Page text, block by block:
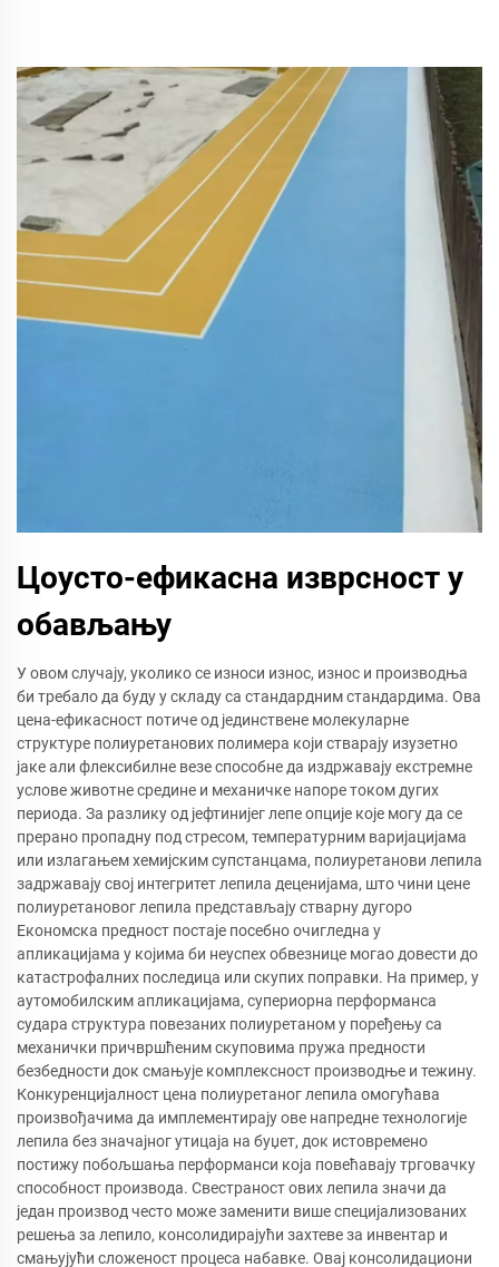
Цоусто-ефикасна изврсност у
обављању
У овом случају, уколико се износи износ, износ и производња
би требало да буду у складу са стандардним стандардима. Ова
цена-ефикасност потиче од јединствене молекуларне
структуре полиуретанових полимера који стварају изузетно
јаке али флексибилне везе способне да издржавају екстремне
услове животне средине и механичке напоре током дугих
периода. За разлику од јефтинијег лепе опције које могу да се
прерано пропадну под стресом, температурним варијацијама
или излагањем хемијским супстанцама, полиуретанови лепила
задржавају свој интегритет лепила деценијама, што чини цене
полиуретановог лепила представљају стварну дугоро
Економска предност постаје посебно очигледна у
апликацијама у којима би неуспех обвезнице могао довести до
катастрофалних последица или скупих поправки. На пример, у
аутомобилским апликацијама, супериорна перформанса
судара структура повезаних полиуретаном у поређењу са
механички причвршћеним скуповима пружа предности
безбедности док смањује комплексност производње и тежину.
Конкуренцијалност цена полиуретаног лепила омогућава
произвођачима да имплементирају ове напредне технологије
лепила без значајног утицаја на буџет, док истовремено
постижу побољшања перформанси која повећавају трговачку
способност производа. Свестраност ових лепила значи да
један производ често може заменити више специјализованих
решења за лепило, консолидирајући захтеве за инвентар и
смањујући сложеност процеса набавке. Овај консолидациони